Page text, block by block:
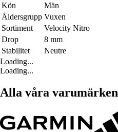
Kön
Män
Åldersgrupp Vuxen
Sortiment
Velocity Nitro
Drop
8 mm
Stabilitet
Neutre
Loading...
Loading...
Alla våra varumärken